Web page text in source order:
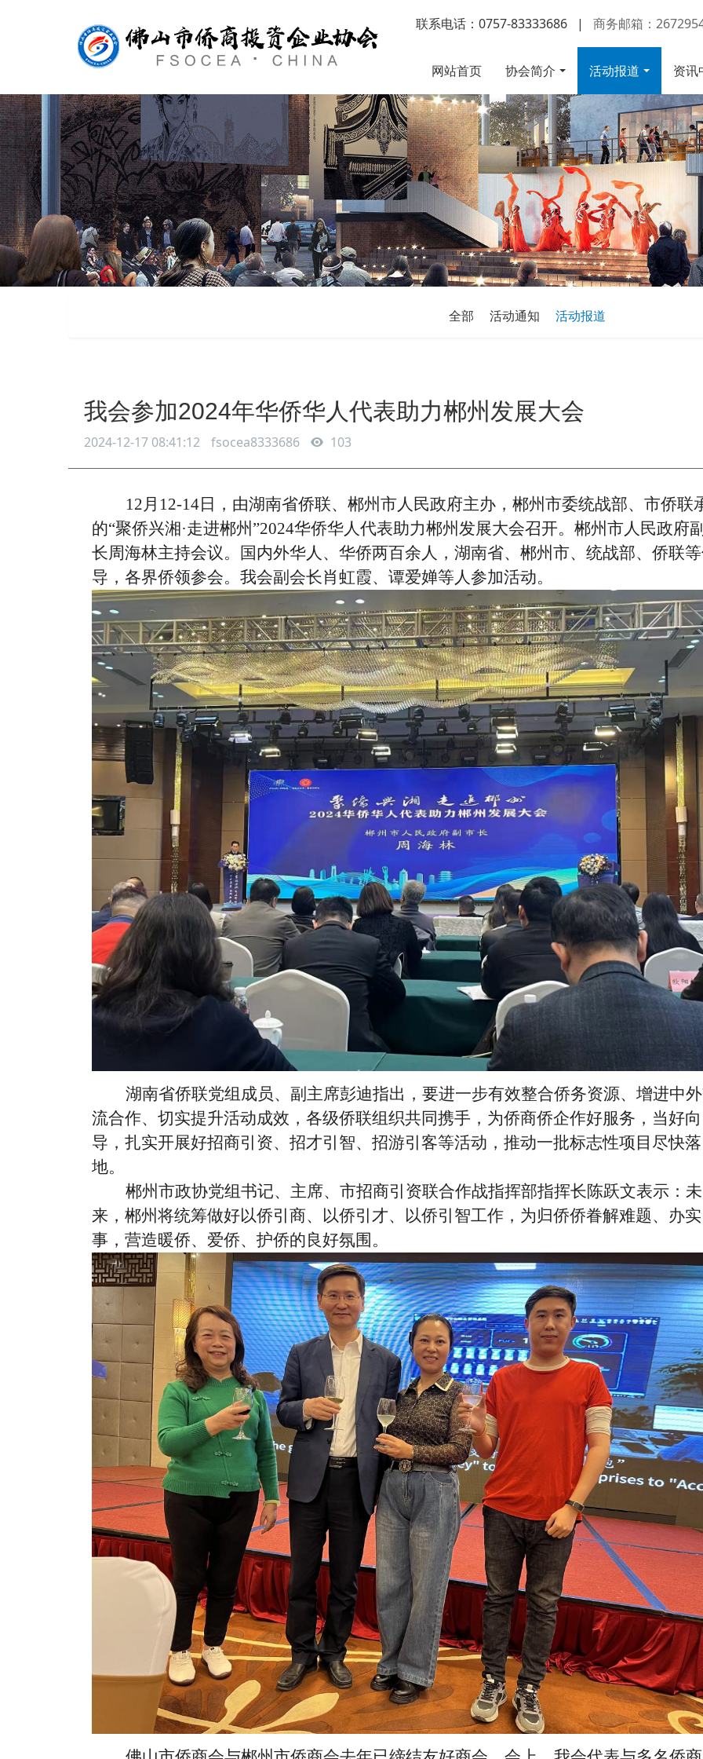
联系电话：0757-83333686 | 商务邮箱：
网站首页 协会简介 活动报道 资讯
全部 活动通知 活动报道
我会参加2024年华侨华人代表助力郴州发展大会
2024-12-17 08:41:12 fsocea8333686 103
12月12-14日，由湖南省侨联、郴州市人民政府主办，郴州市委统战部、市侨联
的“聚侨兴湘·走进郴州”2024华侨华人代表助力郴州发展大会召开。郴州市人民政府
长周海林主持会议。国内外华人、华侨两百余人，湖南省、郴州市、统战部、侨联
导，各界侨领参会。我会副会长肖虹霞、谭爱婵等人参加活动。
湖南省侨联党组成员、副主席彭迪指出，要进一步有效整合侨务资源、增进中
流合作、切实提升活动成效，各级侨联组织共同携手，为侨商侨企作好服务，当好向
导，扎实开展好招商引资、招才引智、招游引客等活动，推动一批标志性项目尽快落
地。
郴州市政协党组书记、主席、市招商引资联合作战指挥部指挥长陈跃文表示：未
来，郴州将统筹做好以侨引商、以侨引才、以侨引智工作，为归侨侨眷解难题、办实
事，营造暖侨、爱侨、护侨的良好氛围。